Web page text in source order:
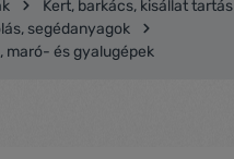
Kert, barkács, kisállat tartás
segédanyagok
maró- és gyalugépek